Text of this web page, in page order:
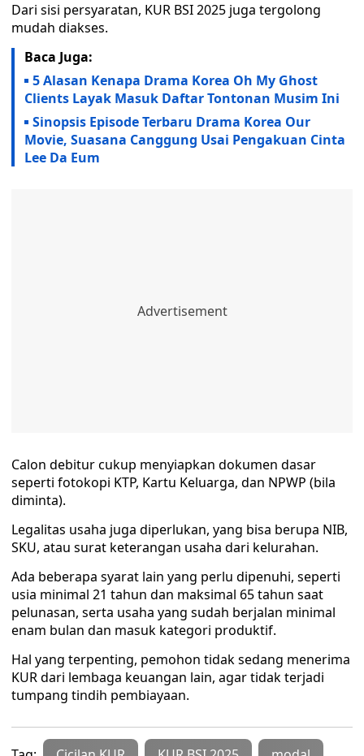
Dari sisi persyaratan, KUR BSI 2025 juga tergolong
mudah diakses.
Baca Juga:
5 Alasan Kenapa Drama Korea Oh My Ghost
Clients Layak Masuk Daftar Tontonan Musim Ini
Sinopsis Episode Terbaru Drama Korea Our
Movie, Suasana Canggung Usai Pengakuan Cinta
Lee Da Eum
Calon debitur cukup menyiapkan dokumen dasar
seperti fotokopi KTP, Kartu Keluarga, dan NPWP (bila
diminta).
Legalitas usaha juga diperlukan, yang bisa berupa NIB,
SKU, atau surat keterangan usaha dari kelurahan.
Ada beberapa syarat lain yang perlu dipenuhi, seperti
usia minimal 21 tahun dan maksimal 65 tahun saat
pelunasan, serta usaha yang sudah berjalan minimal
enam bulan dan masuk kategori produktif.
Hal yang terpenting, pemohon tidak sedang menerima
KUR dari lembaga keuangan lain, agar tidak terjadi
tumpang tindih pembiayaan.